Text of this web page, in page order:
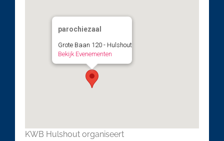
parochiezaal
Grote Baan 120 - Hulshout
Bekijk Evenementen
KWB Hulshout organiseert